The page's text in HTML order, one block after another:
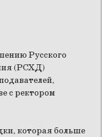
Русского
(РСХД)
с ректором
которая больше